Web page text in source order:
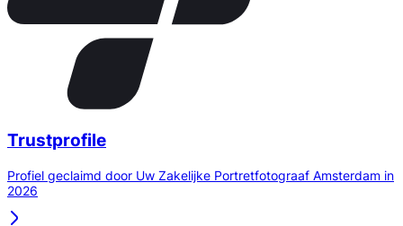
Trustprofile
Profiel geclaimd door Uw Zakelijke Portretfotograaf Amsterdam in
2026